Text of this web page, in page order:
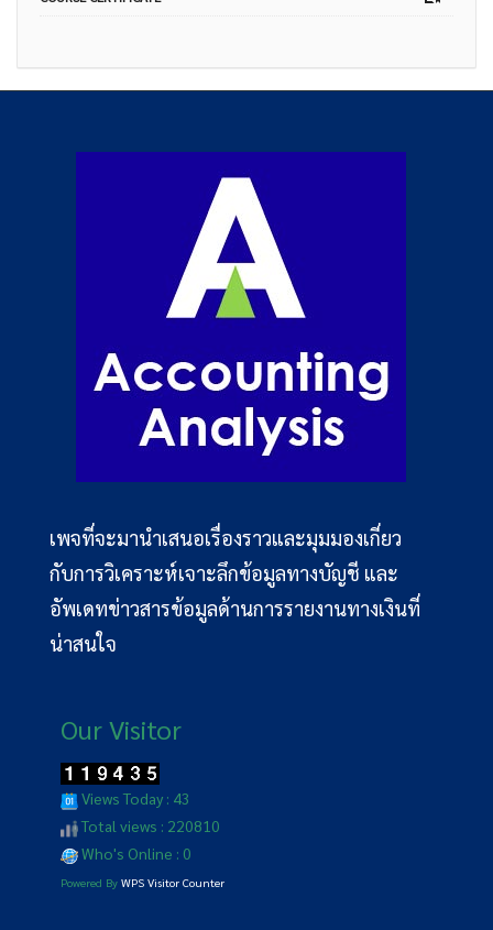
เพจที่จะมานำเสนอเรื่องราวและมุมมองเกี่ยว
กับการวิเคราะห์เจาะลึกข้อมูลทางบัญชี และ
อัพเดทข่าวสารข้อมูลด้านการรายงานทางเงินที่
น่าสนใจ
Our Visitor
Views Today : 43
Total views : 220810
Who's Online : 0
Powered By WPS Visitor Counter